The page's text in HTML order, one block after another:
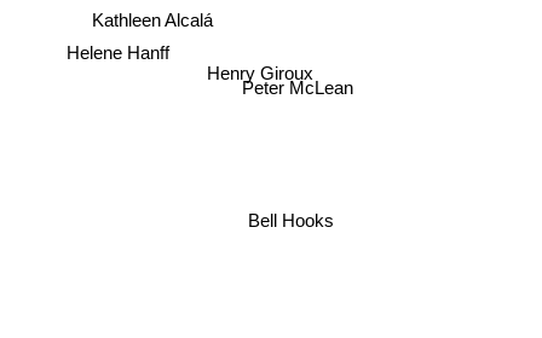
Henry Giroux
Peter McLean
Bell Hooks
Helene Hanff
Kathleen Alcalá